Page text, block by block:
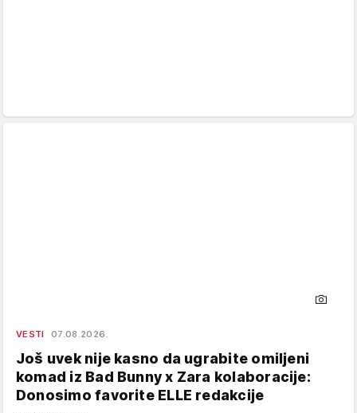
VESTI 07.08.2026.
Još uvek nije kasno da ugrabite omiljeni
komad iz Bad Bunny x Zara kolaboracije:
Donosimo favorite ELLE redakcije